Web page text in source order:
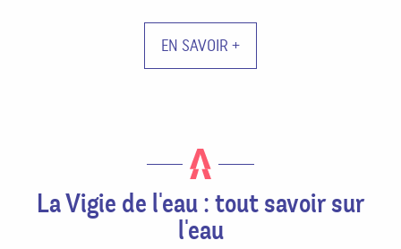
EN SAVOIR +
La Vigie de l'eau : tout savoir sur
l'eau